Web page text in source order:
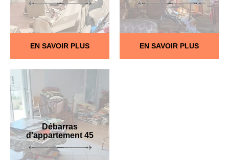
EN SAVOIR PLUS EN SAVOIR PLUS
Débarras
d'appartement 45